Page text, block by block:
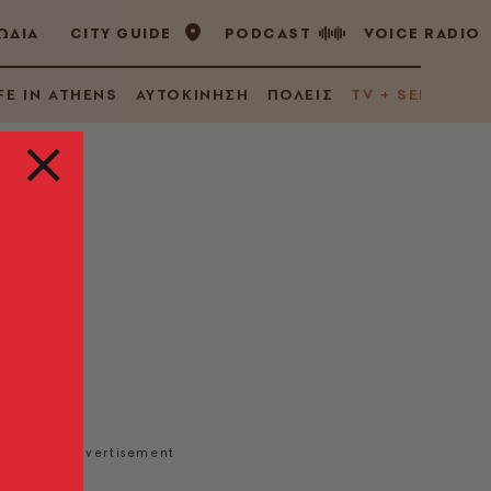
CITY GUIDE PODCAST VOICE RADIO
IN ATHENS ΑΥΤΟΚΙΝΗΣΗ ΠΟΛΕΙΣ TV + SERIES